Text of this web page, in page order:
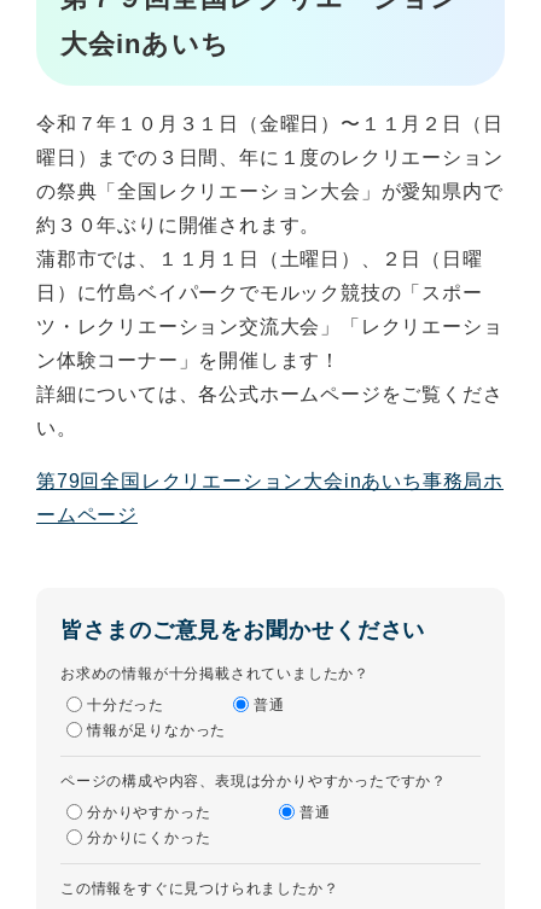
大会inあいち
令和７年１０月３１日（金曜日）〜１１月２日（日
曜日）までの３日間、年に１度のレクリエーション
の祭典「全国レクリエーション大会」が愛知県内で
約３０年ぶりに開催されます。
蒲郡市では、１１月１日（土曜日）、２日（日曜
日）に竹島ベイパークでモルック競技の「スポー
ツ・レクリエーション交流大会」「レクリエーショ
ン体験コーナー」を開催します！
詳細については、各公式ホームページをご覧くださ
い。
第79回全国レクリエーション大会inあいち事務局ホ
ームページ
皆さまのご意見をお聞かせください
お求めの情報が十分掲載されていましたか？
十分だった
普通
情報が足りなかった
ページの構成や内容、表現は分かりやすかったですか？
分かりやすかった
普通
分かりにくかった
この情報をすぐに見つけられましたか？